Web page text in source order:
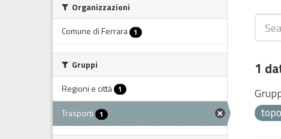
Organizzazioni
Comune di Ferrara 1
Gruppi
Regioni e città 1
Trasporti 1
1